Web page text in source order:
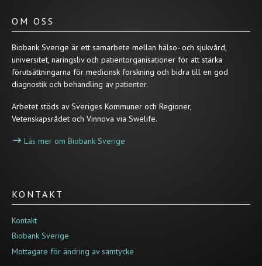
OM OSS
Biobank Sverige är ett samarbete mellan hälso- och sjukvård,
universitet, näringsliv och patientorganisationer för att stärka
förutsättningarna för medicinsk forskning och bidra till en god
diagnostik och behandling av patienter.
Arbetet stöds av Sveriges Kommuner och Regioner,
Vetenskapsrådet och Vinnova via Swelife.
Läs mer om Biobank Sverige
KONTAKT
Kontakt
Biobank Sverige
Mottagare för ändring av samtycke